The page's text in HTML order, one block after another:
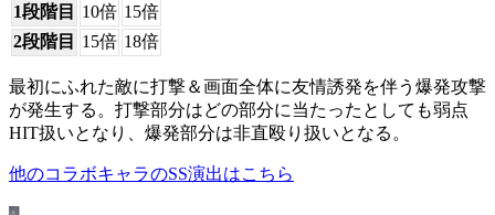
1段階目
10倍 15倍
2段階目
15倍 18倍
最初にふれた敵に打撃＆画面全体に友情誘発を伴う爆発攻撃
が発生する。打撃部分はどの部分に当たったとしても弱点
HIT扱いとなり、爆発部分は非直殴り扱いとなる。
他のコラボキャラのSS演出はこちら